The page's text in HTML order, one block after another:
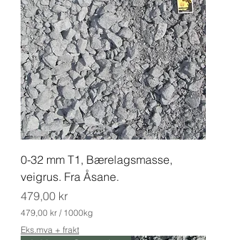
k
r
p
e
r
1
0
0
0
K
i
o
r
a
0-32 mm T1, Bærelagsmasse,
veigrus. Fra Åsane.
Pris
479,00 kr
479,00 kr / 1000kg
4
7
Eks.mva + frakt